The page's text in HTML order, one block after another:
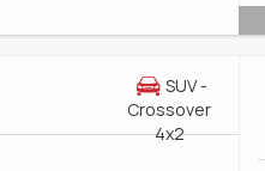
SUV -
Crossover
4x2